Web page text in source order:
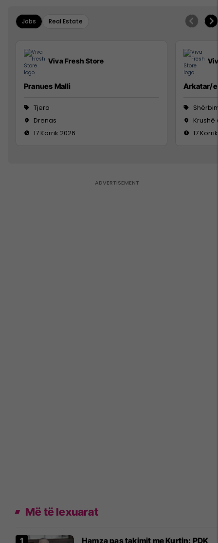
Jobs Real Estate
Viva Fresh Store
Pranues Malli
Tjera
Drenas
17 Korrik 2026
Arkatar/e
17
Më të lexuarat
Hamza pas takimit me Kurtin: PDK